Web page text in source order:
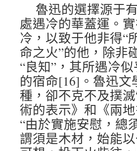
魯迅的選擇源于
處遇冷的華蓋運。
冷，以致于他非得“
命之火”的他，除非
“良知”，其所遇冷
的宿命[16]。魯迅
種，卻不克不及撲
術的表示》和《兩
“由於實施安慰，總
謂須是木材，始能